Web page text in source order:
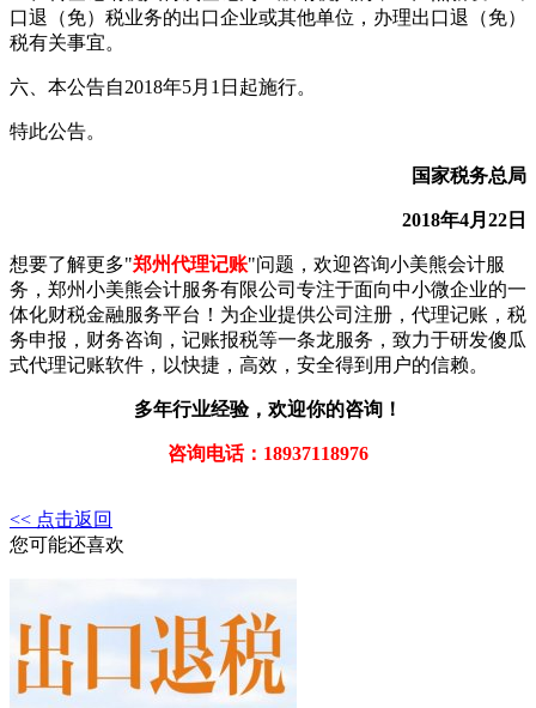
口退（免）税业务的出口企业或其他单位，办理出口退（免）
税有关事宜。
六、本公告自2018年5月1日起施行。
特此公告。
国家税务总局
2018年4月22日
想要了解更多"郑州代理记账"问题，欢迎咨询小美熊会计服
务，郑州小美熊会计服务有限公司专注于面向中小微企业的一
体化财税金融服务平台！为企业提供公司注册，代理记账，税
务申报，财务咨询，记账报税等一条龙服务，致力于研发傻瓜
式代理记账软件，以快捷，高效，安全得到用户的信赖。
多年行业经验，欢迎你的咨询！
咨询电话：18937118976
<< 点击返回
您可能还喜欢